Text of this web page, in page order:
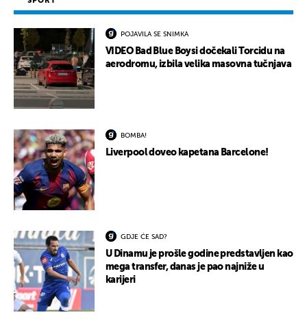
POJAVILA SE SNIMKA
VIDEO Bad Blue Boysi dočekali Torcidu na
aerodromu, izbila velika masovna tučnjava
BOMBA!
Liverpool doveo kapetana Barcelone!
GDJE ĆE SAD?
U Dinamu je prošle godine predstavljen kao
mega transfer, danas je pao najniže u
karijeri